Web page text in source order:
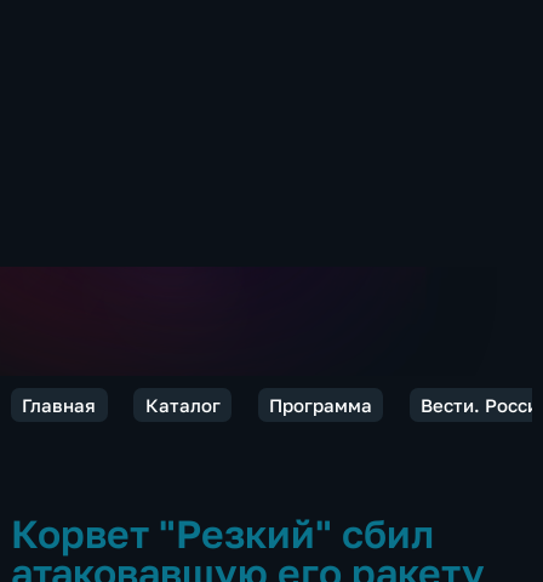
Главная Каталог Программа Вести.
Корвет "Резкий" сбил
атаковавшую его ракету